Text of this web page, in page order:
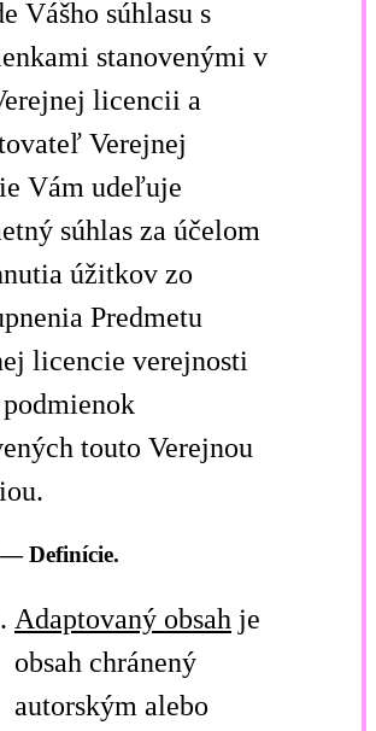
Vášho súhlasu s
stanovenými v
licencii a
Verejnej
Vám udeľuje
súhlas za účelom
úžitkov zo
Predmetu
licencie verejnosti
touto Verejnou
Definície.
Adaptovaný obsah je
obsah chránený
autorským alebo